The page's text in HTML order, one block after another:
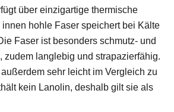
über einzigartige thermische
hohle Faser speichert bei Kälte
Faser ist besonders schmutz- und
zudem langlebig und strapazierfähig.
sehr leicht im Vergleich zu
kein Lanolin, deshalb gilt sie als